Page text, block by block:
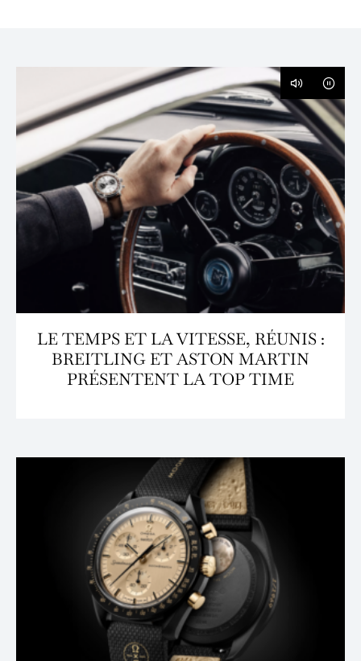
LE TEMPS ET LA VITESSE, RÉUNIS :
BREITLING ET ASTON MARTIN
PRÉSENTENT LA TOP TIME